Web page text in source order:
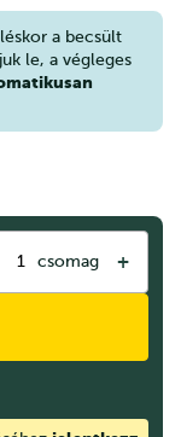
a becsült
le, a végleges
csomag +